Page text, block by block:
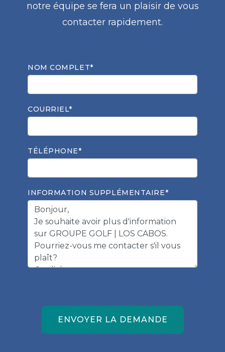
notre équipe se fera un plaisir de vous
contacter rapidement.
NOM COMPLET*
COURRIEL*
TÉLÉPHONE*
INFORMATION SUPPLÉMENTAIRE*
ENVOYER LA DEMANDE